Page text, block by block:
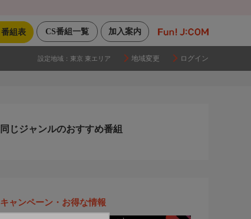
加入案内
CS番組一覧
番組表
設定地域： 東京 東エリア 地域変更 ログイン
同じジャンルのおすすめ番組
キャンペーン・お得な情報